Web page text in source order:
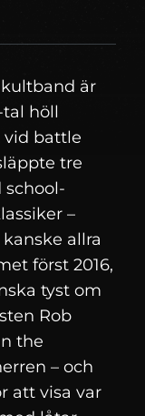
är
höll
vid battle
tre
–
allra
först 2016,
tyst om
Rob
the
– och
att visa var